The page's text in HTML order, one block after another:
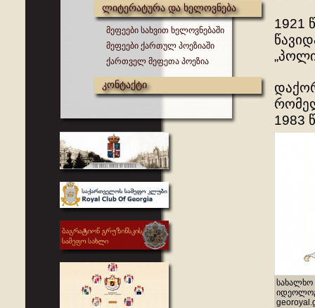
ლიტერატურა და ხელოვნება
მეფეები სახვით ხელოვნებაში
მეფეები ქართულ პოეზიაში
ქართველ მეფეთა პოეზია
კონტაქტი
1921
1983
სახალხო